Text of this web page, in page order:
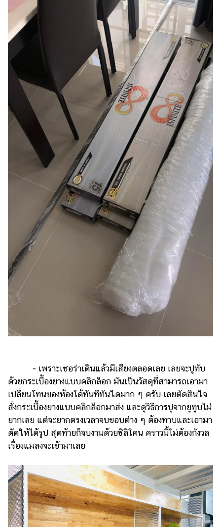
- เพราะเชอร่าเดินแล้วมีเสียงตลอดเลย เลยจะปูทับ
ด้วยกระเบื้องยางแบบคลิกล็อก มันเป็นวัสดุที่สามารถเอามา
เปลี่ยนโทนของห้องได้ทันทีทันใดมาก ๆ ครับ เลยตัดสินใจ
สั่งกระเบื้องยางแบบคลิกล็อกมาส่ง และดูวิธีการปูจากยูทูบไม่
ยากเลย แต่จะยากตรงเวลาจบขอบต่าง ๆ ต้องทาบและเอามา
ตัดให้ได้รูป สุดท้ายก็จบงานด้วยซิลิโคน คราวนี้ไม่ต้องกังวล
เรื่องแมลงจะเข้ามาเลย